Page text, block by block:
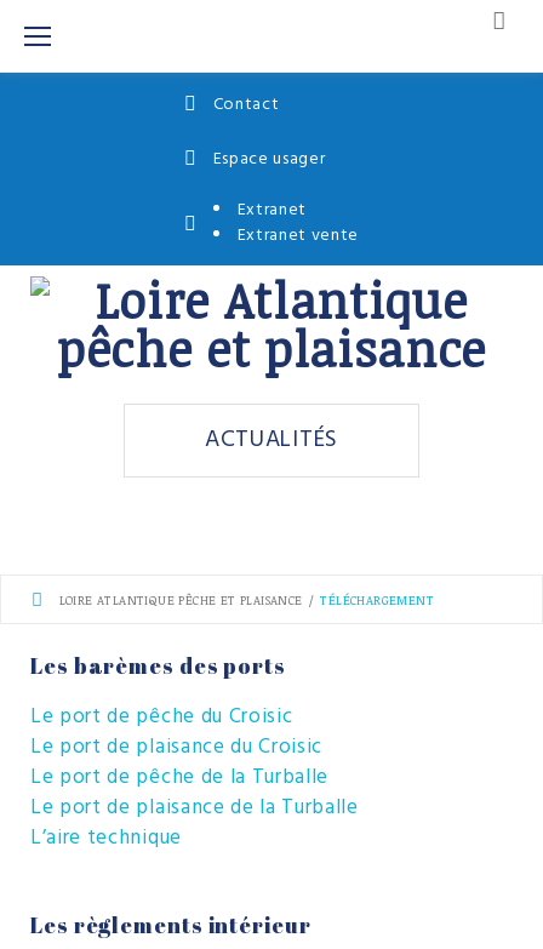
Contact
Espace usager
Extranet
Extranet vente
ACTUALITÉS
LOIRE ATLANTIQUE PÊCHE ET PLAISANCE / TÉLÉCHARGEMENT
Les barèmes des ports
Le port de pêche du Croisic
Le port de plaisance du Croisic
Le port de pêche de la Turballe
Le port de plaisance de la Turballe
L’aire technique
Les règlements intérieur
C'EST NOTÉ, MERCI